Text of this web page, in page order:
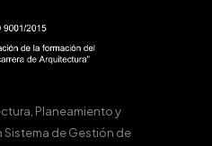
Planeamiento y
Sistema de Gestión de